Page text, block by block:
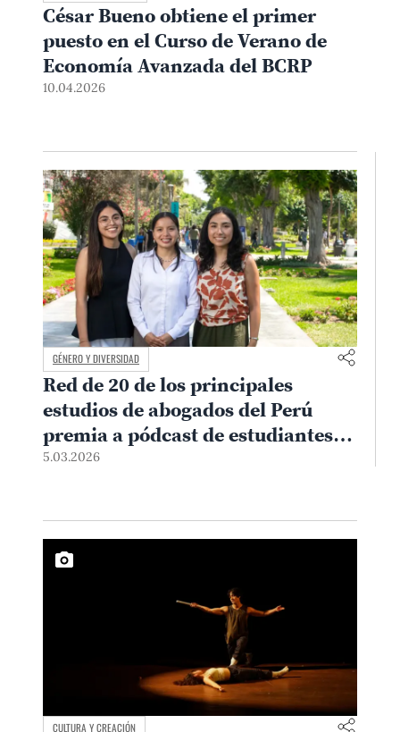
César Bueno obtiene el primer
puesto en el Curso de Verano de
Economía Avanzada del BCRP
10.04.2026
GÉNERO Y DIVERSIDAD
Red de 20 de los principales
estudios de abogados del Perú
premia a pódcast de estudiantes
de Derecho PUCP
5.03.2026
CULTURA Y CREACIÓN